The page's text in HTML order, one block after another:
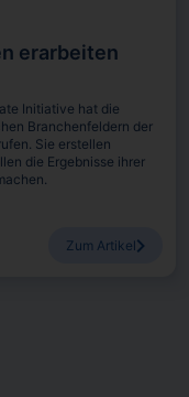
erarbeiten
Initiative hat die
Branchenfeldern der
Sie erstellen
die Ergebnisse ihrer
Zum Artikel